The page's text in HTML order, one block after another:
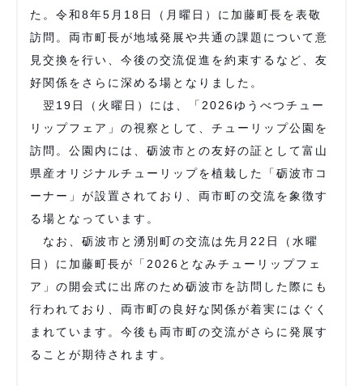
た。令和8年5月18日（月曜日）に加藤町長を表敬
訪問。両市町長が地域発展や共通の課題について意
見交換を行い、今後の交流促進を約束するなど、友
好関係をさらに深める場となりました。
翌19日（火曜日）には、「2026ゆうべつチュー
リップフェア」の視察として、チューリップ公園を
訪問。公園内には、砺波市との友好の証として富山
県産オリジナルチューリップを植栽した「砺波市コ
ーナー」が設置されており、両市町の交流を象徴す
る場となっています。
なお、砺波市と湧別町の交流は先月22日（水曜
日）に加藤町長が「2026となみチューリップフェ
ア」の開会式に出席のため砺波市を訪問した際にも
行われており、両市町の良好な関係が着実にはぐく
まれています。今後も両市町の交流がさらに発展す
ることが期待されます。